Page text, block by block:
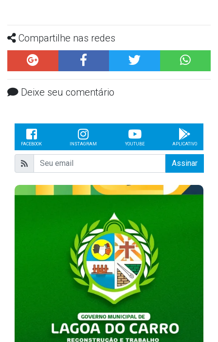
Compartilhe nas redes
Deixe seu comentário
FACEBOOK INSTAGRAM YOUTUBE APLICATIVO
Assinar